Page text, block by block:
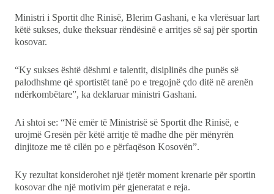
Ministri i Sportit dhe Rinisë, Blerim Gashani, e ka vlerësuar lart
këtë sukses, duke theksuar rëndësinë e arritjes së saj për sportin
kosovar.
“Ky sukses është dëshmi e talentit, disiplinës dhe punës së
palodhshme që sportistët tanë po e tregojnë çdo ditë në arenën
ndërkombëtare”, ka deklaruar ministri Gashani.
Ai shtoi se: “Në emër të Ministrisë së Sportit dhe Rinisë, e
urojmë Gresën për këtë arritje të madhe dhe për mënyrën
dinjitoze me të cilën po e përfaqëson Kosovën”.
Ky rezultat konsiderohet një tjetër moment krenarie për sportin
kosovar dhe një motivim për gjeneratat e reja.